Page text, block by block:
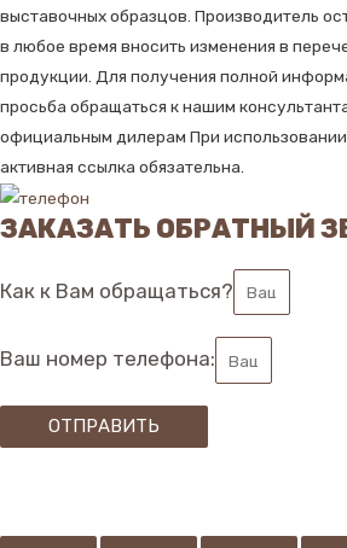
выставочных образцов. Производитель
в любое время вносить изменения в
продукции. Для получения полной
просьба обращаться к нашим
официальным дилерам При
активная ссылка обязательна.
ЗАКАЗАТЬ ОБРАТНЫЙ
Как к Вам обращаться?
Ваш номер телефона:
ОТПРАВИТЬ